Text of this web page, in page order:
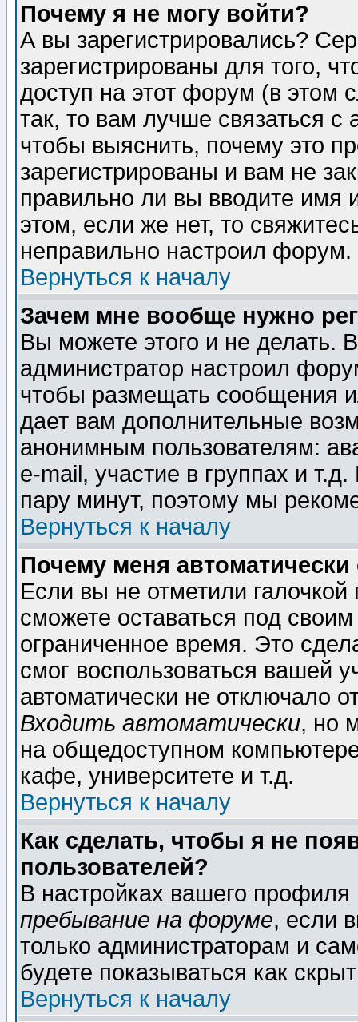
Почему я не могу войти?
А вы зарегистрировались?
зарегистрированы для того,
доступ на этот форум (в этом
так, то вам лучше связаться
чтобы выяснить, почему это
зарегистрированы и вам не
правильно ли вы вводите
этом, если же нет, то
неправильно настроил форум.
Вернуться к началу
Зачем мне вообще нужно
Вы можете этого и не делать.
администратор настроил
чтобы размещать сообщения
дает вам дополнительные
анонимным пользователям:
e-mail, участие в группах и
пару минут, поэтому мы
Вернуться к началу
Почему меня автоматически
Если вы не отметили галочкой
сможете оставаться под
ограниченное время. Это
смог воспользоваться вашей
автоматически не отключало
Входить автоматически, но
на общедоступном
кафе, университете и т.д.
Вернуться к началу
Как сделать, чтобы я не
пользователей?
В настройках вашего
пребывание на форуме, если
только администраторам и
будете показываться как
Вернуться к началу